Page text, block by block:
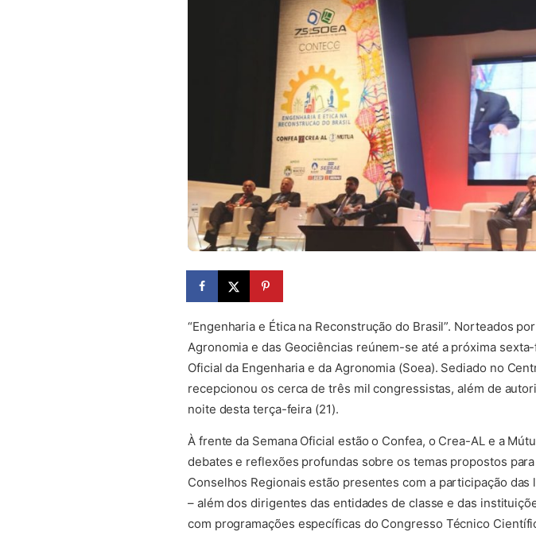
“Engenharia e Ética na Reconstrução do Brasil”. Norteados
Agronomia e das Geociências reúnem-se até a próxima
Oficial da Engenharia e da Agronomia (Soea). Sediado no
recepcionou os cerca de três mil congressistas, além de
noite desta terça-feira (21).
À frente da Semana Oficial estão o Confea, o Crea-AL e a
debates e reflexões profundas sobre os temas propostos
Conselhos Regionais estão presentes com a participação
– além dos dirigentes das entidades de classe e das
com programações específicas do Congresso Técnico